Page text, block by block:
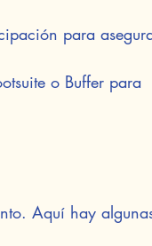
para
o Buffer para
Aquí hay